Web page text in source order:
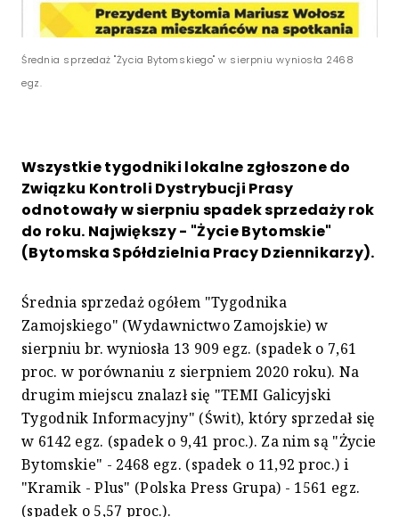
Średnia sprzedaż "Życia Bytomskiego" w sierpniu wyniosła 2468
egz.
Wszystkie tygodniki lokalne zgłoszone do
Związku Kontroli Dystrybucji Prasy
odnotowały w sierpniu spadek sprzedaży rok
do roku. Największy - "Życie Bytomskie"
(Bytomska Spółdzielnia Pracy Dziennikarzy).
Średnia sprzedaż ogółem "Tygodnika
Zamojskiego" (Wydawnictwo Zamojskie) w
sierpniu br. wyniosła 13 909 egz. (spadek o 7,61
proc. w porównaniu z sierpniem 2020 roku). Na
drugim miejscu znalazł się "TEMI Galicyjski
Tygodnik Informacyjny" (Świt), który sprzedał się
w 6142 egz. (spadek o 9,41 proc.). Za nim są "Życie
Bytomskie" - 2468 egz. (spadek o 11,92 proc.) i
"Kramik - Plus" (Polska Press Grupa) - 1561 egz.
(spadek o 5,57 proc.).